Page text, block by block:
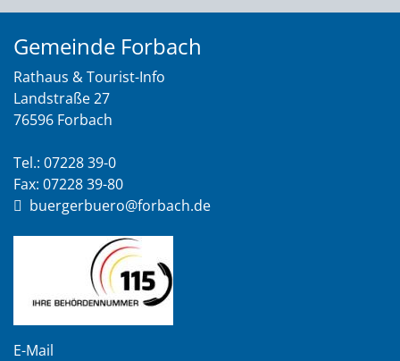
Gemeinde Forbach
Rathaus & Tourist-Info
Landstraße 27
76596 Forbach
Tel.: 07228 39-0
Fax: 07228 39-80
buergerbuero@forbach.de
E-Mail